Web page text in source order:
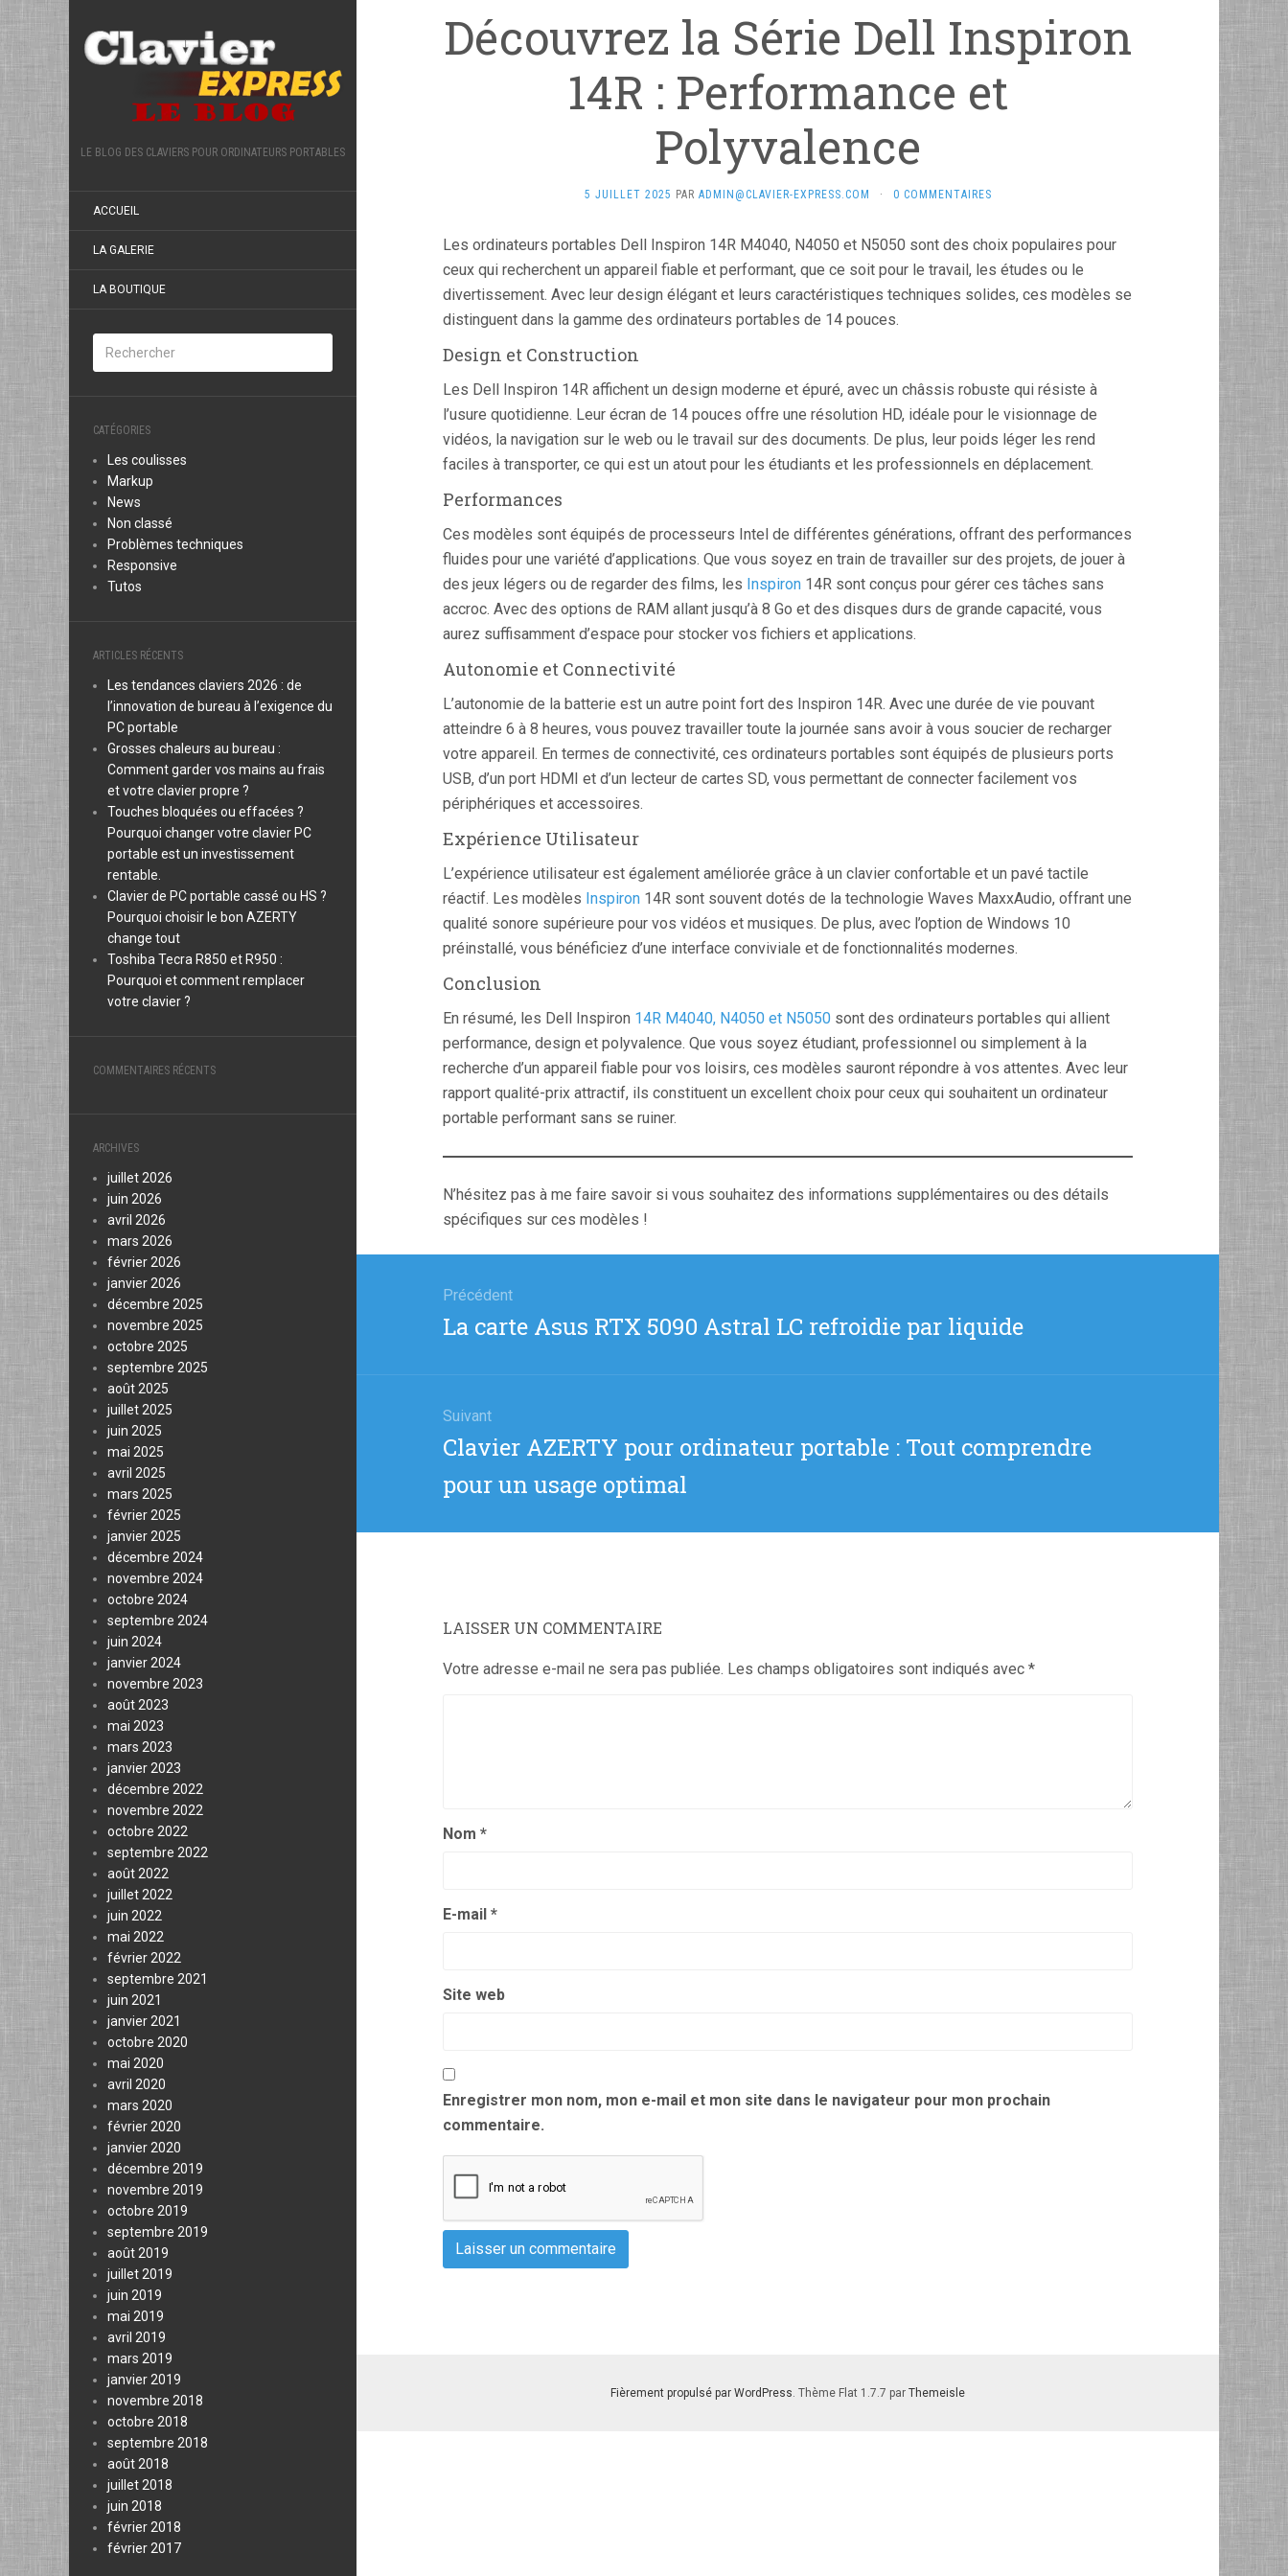
LE BLOG DES CLAVIERS POUR ORDINATEURS PORTABLES
ACCUEIL
LA GALERIE
LA BOUTIQUE
CATÉGORIES
Les coulisses
Markup
News
Non classé
Problèmes techniques
Responsive
Tutos
ARTICLES RÉCENTS
Les tendances claviers 2026 : de
l’innovation de bureau à l’exigence du
PC portable
Grosses chaleurs au bureau :
Comment garder vos mains au frais
et votre clavier propre ?
Touches bloquées ou effacées ?
Pourquoi changer votre clavier PC
portable est un investissement
rentable.
Clavier de PC portable cassé ou HS ?
Pourquoi choisir le bon AZERTY
change tout
Toshiba Tecra R850 et R950 :
Pourquoi et comment remplacer
votre clavier ?
COMMENTAIRES RÉCENTS
ARCHIVES
juillet 2026
juin 2026
avril 2026
mars 2026
février 2026
janvier 2026
décembre 2025
novembre 2025
octobre 2025
septembre 2025
août 2025
juillet 2025
juin 2025
mai 2025
avril 2025
mars 2025
février 2025
janvier 2025
décembre 2024
novembre 2024
octobre 2024
septembre 2024
juin 2024
janvier 2024
novembre 2023
août 2023
mai 2023
mars 2023
janvier 2023
décembre 2022
novembre 2022
octobre 2022
septembre 2022
août 2022
juillet 2022
juin 2022
mai 2022
février 2022
septembre 2021
juin 2021
janvier 2021
octobre 2020
mai 2020
avril 2020
mars 2020
février 2020
janvier 2020
décembre 2019
novembre 2019
octobre 2019
septembre 2019
août 2019
juillet 2019
juin 2019
mai 2019
avril 2019
mars 2019
janvier 2019
novembre 2018
octobre 2018
septembre 2018
août 2018
juillet 2018
juin 2018
février 2018
février 2017
Découvrez la Série Dell Inspiron
14R : Performance et
Polyvalence
5 JUILLET 2025 PAR ADMIN@CLAVIER-EXPRESS.COM · 0 COMMENTAIRES
Les ordinateurs portables Dell Inspiron 14R M4040, N4050 et N5050 sont des choix populaires pour
ceux qui recherchent un appareil fiable et performant, que ce soit pour le travail, les études ou le
divertissement. Avec leur design élégant et leurs caractéristiques techniques solides, ces modèles se
distinguent dans la gamme des ordinateurs portables de 14 pouces.
Design et Construction
Les Dell Inspiron 14R affichent un design moderne et épuré, avec un châssis robuste qui résiste à
l’usure quotidienne. Leur écran de 14 pouces offre une résolution HD, idéale pour le visionnage de
vidéos, la navigation sur le web ou le travail sur des documents. De plus, leur poids léger les rend
faciles à transporter, ce qui est un atout pour les étudiants et les professionnels en déplacement.
Performances
Ces modèles sont équipés de processeurs Intel de différentes générations, offrant des performances
fluides pour une variété d’applications. Que vous soyez en train de travailler sur des projets, de jouer à
des jeux légers ou de regarder des films, les Inspiron 14R sont conçus pour gérer ces tâches sans
accroc. Avec des options de RAM allant jusqu’à 8 Go et des disques durs de grande capacité, vous
aurez suffisamment d’espace pour stocker vos fichiers et applications.
Autonomie et Connectivité
L’autonomie de la batterie est un autre point fort des Inspiron 14R. Avec une durée de vie pouvant
atteindre 6 à 8 heures, vous pouvez travailler toute la journée sans avoir à vous soucier de recharger
votre appareil. En termes de connectivité, ces ordinateurs portables sont équipés de plusieurs ports
USB, d’un port HDMI et d’un lecteur de cartes SD, vous permettant de connecter facilement vos
périphériques et accessoires.
Expérience Utilisateur
L’expérience utilisateur est également améliorée grâce à un clavier confortable et un pavé tactile
réactif. Les modèles Inspiron 14R sont souvent dotés de la technologie Waves MaxxAudio, offrant une
qualité sonore supérieure pour vos vidéos et musiques. De plus, avec l’option de Windows 10
préinstallé, vous bénéficiez d’une interface conviviale et de fonctionnalités modernes.
Conclusion
En résumé, les Dell Inspiron 14R M4040, N4050 et N5050 sont des ordinateurs portables qui allient
performance, design et polyvalence. Que vous soyez étudiant, professionnel ou simplement à la
recherche d’un appareil fiable pour vos loisirs, ces modèles sauront répondre à vos attentes. Avec leur
rapport qualité-prix attractif, ils constituent un excellent choix pour ceux qui souhaitent un ordinateur
portable performant sans se ruiner.
N’hésitez pas à me faire savoir si vous souhaitez des informations supplémentaires ou des détails
spécifiques sur ces modèles !
l’article
Précédent
Article
La carte Asus RTX 5090 Astral LC refroidie par liquide
Suivant
Article
Clavier AZERTY pour ordinateur portable : Tout comprendre
pour un usage optimal
LAISSER UN COMMENTAIRE
Votre adresse e-mail ne sera pas publiée. Les champs obligatoires sont indiqués avec *
Nom *
E-mail *
Site web
Enregistrer mon nom, mon e-mail et mon site dans le navigateur pour mon prochain
commentaire.
Fièrement propulsé par WordPress. Thème Flat 1.7.7 par Themeisle